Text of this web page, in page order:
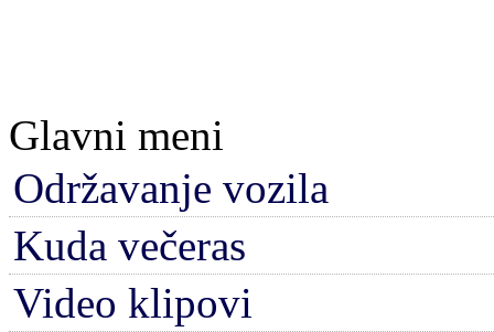
Glavni meni
Održavanje vozila
Kuda večeras
Video klipovi